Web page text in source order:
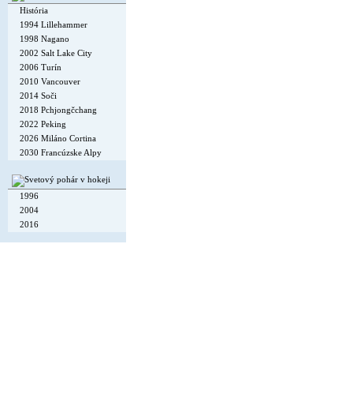
História
1994 Lillehammer
1998 Nagano
2002 Salt Lake City
2006 Turín
2010 Vancouver
2014 Soči
2018 Pchjongčchang
2022 Peking
2026 Miláno Cortina
2030 Francúzske Alpy
1996
2004
2016